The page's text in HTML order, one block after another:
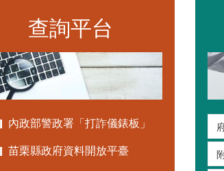
查詢平台
內政部警政署「打詐儀錶板」
苗栗縣政府資料開放平臺